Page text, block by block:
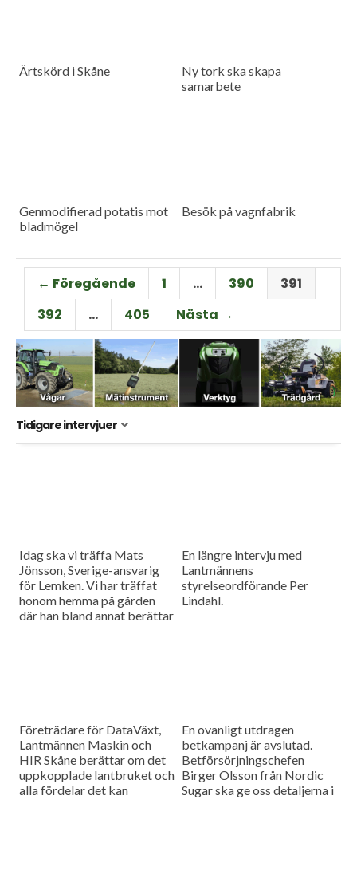
Ärtskörd i Skåne
Ny tork ska skapa
samarbete
Genmodifierad potatis mot
bladmögel
Besök på vagnfabrik
← Föregående 1 … 390
391
392
… 405 Nästa →
Tidigare intervjuer
Idag ska vi träffa Mats
Jönsson, Sverige-ansvarig
för Lemken. Vi har träffat
honom hemma på gården
där han bland annat berättar
En längre intervju med
Lantmännens
styrelseordförande Per
Lindahl.
Företrädare för DataVäxt,
Lantmännen Maskin och
HIR Skåne berättar om det
uppkopplade lantbruket och
alla fördelar det kan
En ovanligt utdragen
betkampanj är avslutad.
Betförsörjningschefen
Birger Olsson från Nordic
Sugar ska ge oss detaljerna i